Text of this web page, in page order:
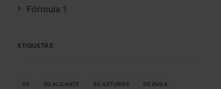
Fórmula 1
ETIQUETAS
5G 5G ALICANTE 5G ASTURIAS 5G AVILA